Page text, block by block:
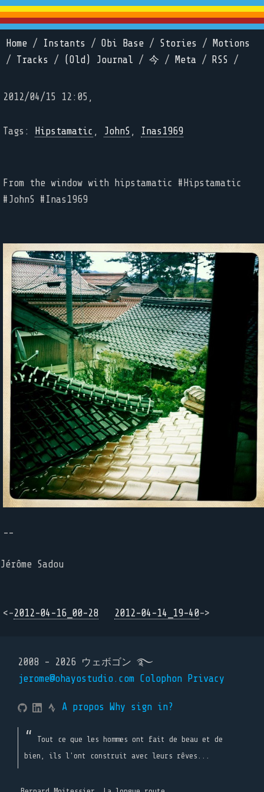
Home / Instants / Obi Base / Stories /
Motions
/ Tracks / (Old) Journal / 今 / Meta / RSS /
2012/04/15 12:05,
Tags: Hipstamatic , JohnS , Inas1969
From the window with hipstamatic #Hipstamatic
#JohnS #Inas1969
--
Jérôme Sadou
<-2012-04-16_00-28 2012-04-14_19-40->
2008 - 2026 ウェボゴン ࿐
jerome@ohayostudio.com Colophon Privacy
A propos Why sign in?
Tout ce que les hommes ont fait de beau et de
bien, ils l'ont construit avec leurs rêves...